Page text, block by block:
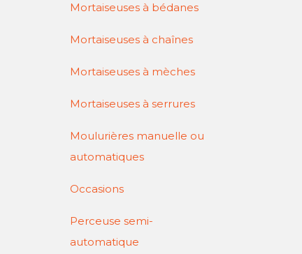
Mortaiseuses à bédanes
Mortaiseuses à chaînes
Mortaiseuses à mèches
Mortaiseuses à serrures
Moulurières manuelle ou
automatiques
Occasions
Perceuse semi-
automatique